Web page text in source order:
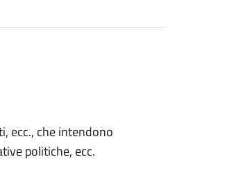
ecc., che intendono
politiche, ecc.